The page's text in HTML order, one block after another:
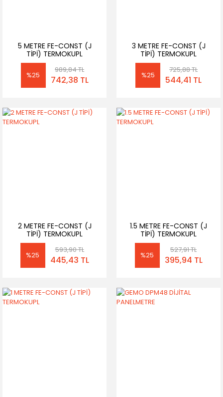
5 METRE FE-CONST (J
TİPİ) TERMOKUPL
%25
989,84 TL
742,38 TL
3 METRE FE-CONST (J
TİPİ) TERMOKUPL
%25
725,88 TL
544,41 TL
2 METRE FE-CONST (J
TİPİ) TERMOKUPL
%25
593,90 TL
445,43 TL
1.5 METRE FE-CONST (J
TİPİ) TERMOKUPL
%25
527,91 TL
395,94 TL